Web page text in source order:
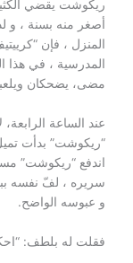
ريكوشت يقضي
أصغر منه بسنة ، و
المنزل ، فإن
المدرسية ، في هذا
مضى، يضحكان
عند الساعة
“ريكوشت” بدأت
اندفع “ريكوشت”
سريره ، لفّ نفسه
و عبوسه الواضح.
فقلت له بلطف: